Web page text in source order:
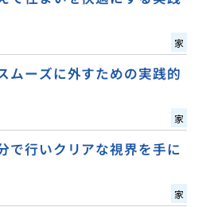
家
ムーズに外すための実践的
家
で行いクリアな視界を手に
家